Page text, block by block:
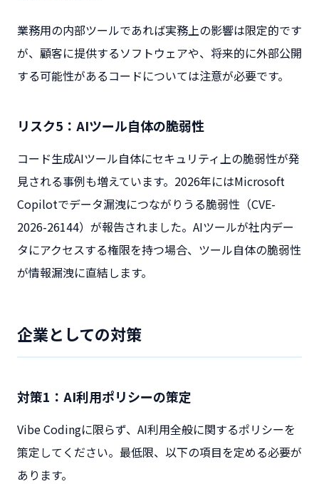
業務用の内部ツールであれば実務上の影響は限定的です
が、顧客に提供するソフトウェアや、将来的に外部公開
する可能性があるコードについては注意が必要です。
リスク5：AIツール自体の脆弱性
コード生成AIツール自体にセキュリティ上の脆弱性が発
見される事例も増えています。2026年にはMicrosoft
Copilotでデータ漏洩につながりうる脆弱性（CVE-
2026-26144）が報告されました。AIツールが社内デー
タにアクセスする権限を持つ場合、ツール自体の脆弱性
が情報漏洩に直結します。
企業としての対策
対策1：AI利用ポリシーの策定
Vibe Codingに限らず、AI利用全般に関するポリシーを
策定してください。最低限、以下の項目を定める必要が
あります。